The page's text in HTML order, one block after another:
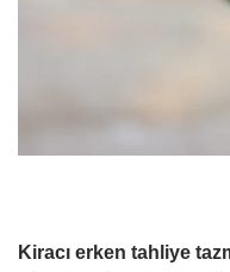
Kiracı erken tahliye